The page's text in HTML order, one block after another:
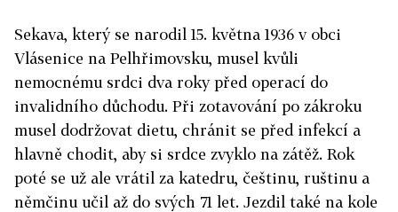
Sekava, který se narodil 15. května 1936 v obci
Vlásenice na Pelhřimovsku, musel kvůli
nemocnému srdci dva roky před operací do
invalidního důchodu. Při zotavování po zákroku
musel dodržovat dietu, chránit se před infekcí a
hlavně chodit, aby si srdce zvyklo na zátěž. Rok
poté se už ale vrátil za katedru, češtinu, ruštinu a
němčinu učil až do svých 71 let. Jezdil také na kole